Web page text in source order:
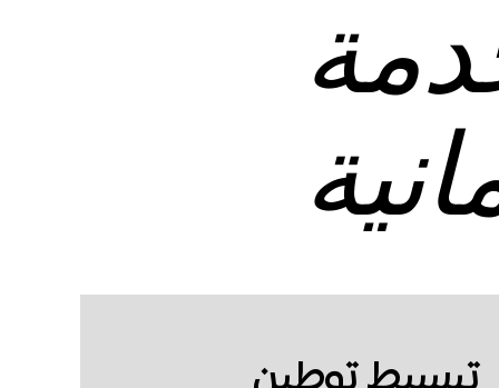
تبسيط توطين